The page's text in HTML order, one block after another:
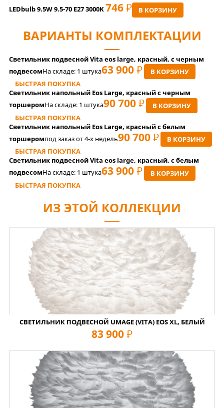
LEDbulb 9.5W 9.5-70 E27 3000K746 РУБ В КОРЗИНУ
ВАРИАНТЫ КОМПЛЕКТАЦИИ
Светильник подвесной Vita eos large, красный, с черным
подвесомНа складе: 1 штука63 900 РУБ
В КОРЗИНУ
БЫСТРАЯ ПОКУПКА
Светильник напольный Eos Large, красный с черным
торшеромНа складе: 1 штука90 700 РУБ
В КОРЗИНУ
БЫСТРАЯ ПОКУПКА
Светильник напольный Eos Large, красный с белым
торшеромпод заказ от 4-x недель90 700 РУБ
В КОРЗИНУ
БЫСТРАЯ ПОКУПКА
Светильник подвесной Vita eos large, красный, с белым
подвесомНа складе: 1 штука63 900 РУБ
В КОРЗИНУ
БЫСТРАЯ ПОКУПКА
ИЗ ЭТОЙ КОЛЛЕКЦИИ
СВЕТИЛЬНИК ПОДВЕСНОЙ UMAGE (VITA) EOS XL, БЕЛЫЙ
83 900 руб